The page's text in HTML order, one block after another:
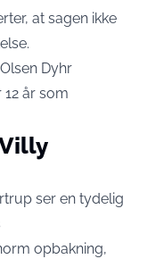
at sagen ikke
Dyhr
år som
ser en tydelig
opbakning,